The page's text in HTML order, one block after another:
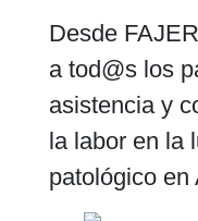
Desde
a tod@s los
asistencia y
la labor en la
patológico en